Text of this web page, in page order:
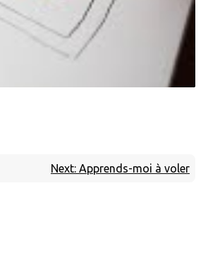
Next: Apprends-moi à voler